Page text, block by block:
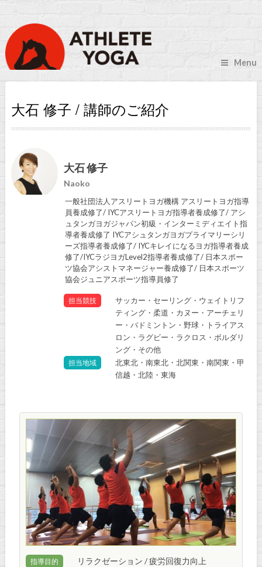
Menu
大石 修子 / 講師のご紹介
大石 修子
Naoko
一般社団法人アスリートヨガ機構 アスリートヨガ指導
員養成修了/ IYCアスリートヨガ指導者養成修了/ アシ
ュタンガヨガジャパン初級・インターミディエイト指
導者養成修了 IYCアシュタンガヨガプライマリーシリ
ーズ指導者養成修了/ IYCキレイになるヨガ指導者養成
修了/IYCラジヨガLevel2指導者養成修了/ 日本スポー
ツ協会アシストマネージャー養成修了/ 日本スポーツ
協会ジュニアスポーツ指導員修了
担当競技
サッカー・セーリング・ウェイトリフ
ティング・柔道・カヌー・アーチェリ
ー・バドミントン・野球・トライアス
ロン・ラグビー・ラクロス・ボルダリ
ング・その他
担当地域
北東北・南東北・北関東・南関東・甲
信越・北陸・東海
指導目的 リラクゼーション / 疲労回復力向上